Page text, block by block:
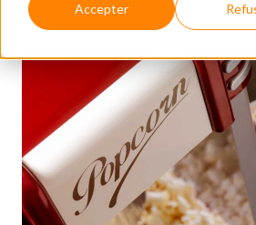
Accepter